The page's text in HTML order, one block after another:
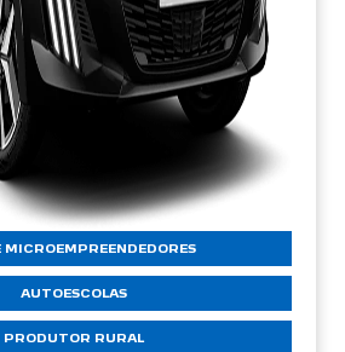
MICROEMPREENDEDORES
AUTOESCOLAS
PRODUTOR RURAL